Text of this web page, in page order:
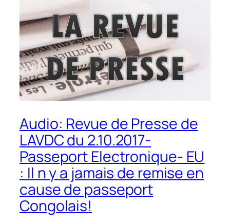
Audio: Revue de Presse de
LAVDC du 2.10.2017-
Passeport Electronique- EU
: Il n y a jamais de remise en
cause de passeport
Congolais!